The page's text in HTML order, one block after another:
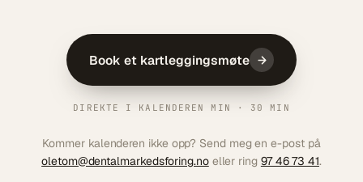
Book et kartleggingsmøte
DIREKTE I KALENDEREN MIN · 30 MIN
Kommer kalenderen ikke opp? Send meg en e-post på
oletom@dentalmarkedsforing.noeller ring 97 46 73 41.